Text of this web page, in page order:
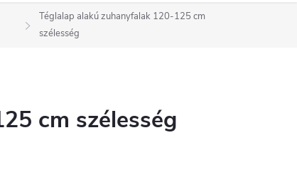
Téglalap alakú zuhanyfalak 120-125 cm
szélesség
cm szélesség